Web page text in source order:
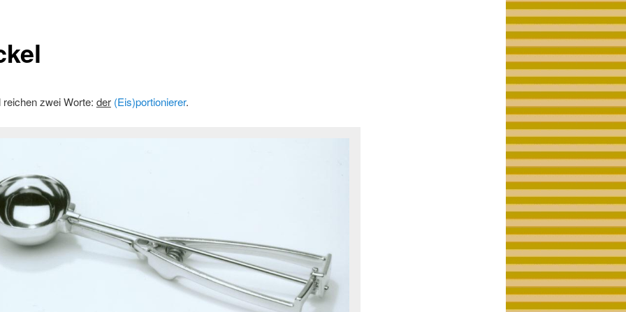
zwei Worte: der (Eis)portionierer.